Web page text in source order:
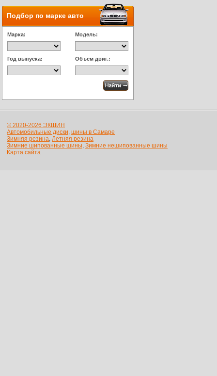
Подбор по марке авто
Марка: Модель:
Год выпуска: Объем двиг.:
© 2020-2026 ЭКШИН
Автомобильные диски, шины в Самаре
Зимняя резина, Летняя резина
Зимние шипованные шины, Зимние нешипованные шины
Карта сайта